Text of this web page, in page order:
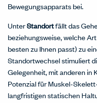
Bewegungsapparats bei.
UnterStandortfällt das
beziehungsweise, welche
besten zu Ihnen passt) zu
Standortwechsel stimuliert
Gelegenheit, mit anderen in
Potenzial für Muskel-
langfristigen statischen